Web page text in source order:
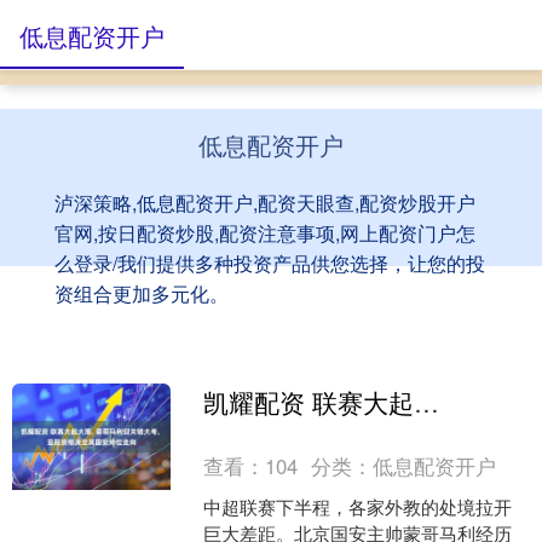
低息配资开户
泸深策略,低息配资开户,配资天眼查,配资炒股开户
官网,按日配资炒股,配资注意事项,网上配资门户怎
么登录/我们提供多种投资产品供您选择，让您的投
资组合更加多元化。
低息配资开户
凯耀配资 联赛大起大落, 蒙哥马利迎关键大考, 亚冠资格决定其国安帅位走向
查看： 104 分类：低息配资开户
中超联赛下半程，各家外教的处境拉开
巨大差距。北京国安主帅蒙哥马利经历